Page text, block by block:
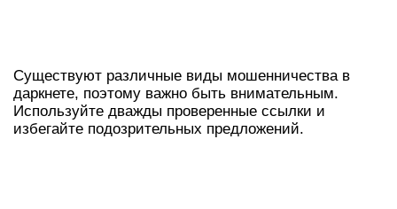
Существуют различные виды мошенничества в
даркнете, поэтому важно быть внимательным.
Используйте дважды проверенные ссылки и
избегайте подозрительных предложений.